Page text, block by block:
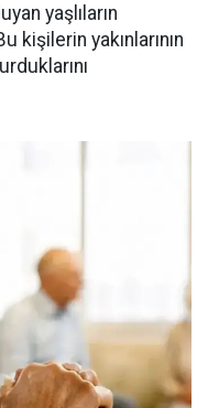
yaşlıların
kişilerin yakınlarının